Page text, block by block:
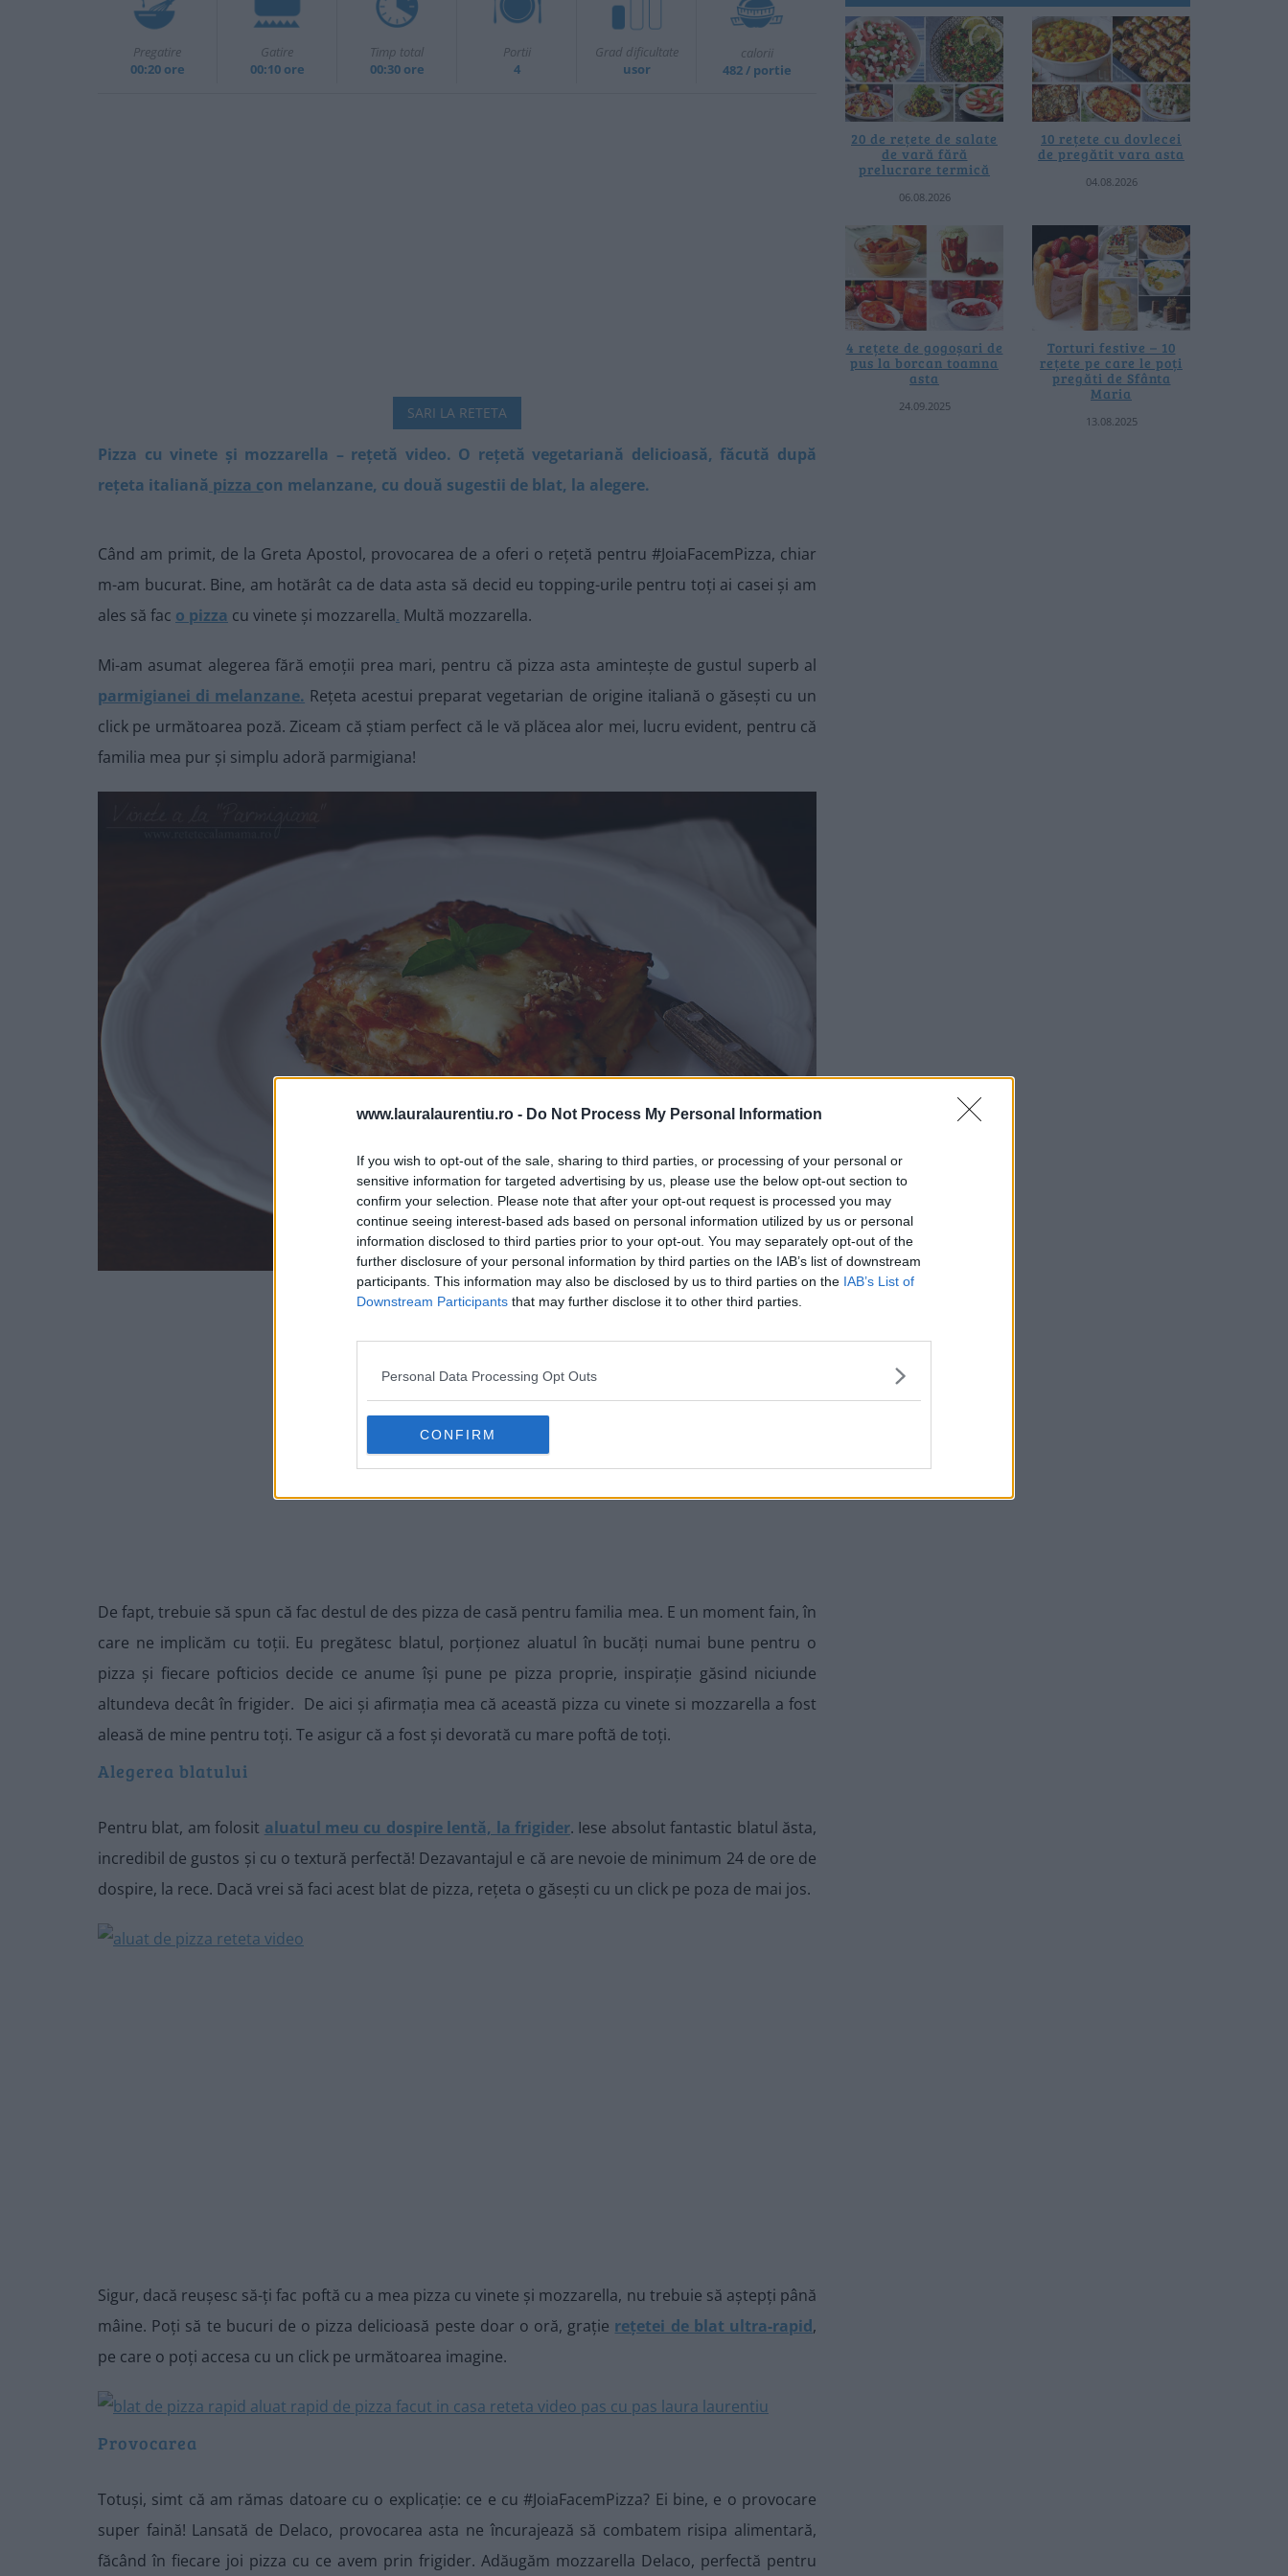
www.lauralaurentiu.ro - Do Not Process My Personal Information
If you wish to opt-out of the sale, sharing to third parties, or processing of your personal or
sensitive information for targeted advertising by us, please use the below opt-out section to
confirm your selection. Please note that after your opt-out request is processed you may
continue seeing interest-based ads based on personal information utilized by us or personal
information disclosed to third parties prior to your opt-out. You may separately opt-out of the
further disclosure of your personal information by third parties on the IAB’s list of downstream
participants. This information may also be disclosed by us to third parties on the IAB’s List of
Downstream Participants that may further disclose it to other third parties.
Personal Data Processing Opt Outs
CONFIRM
Pregatire
00:20 ore
Gatire
00:10 ore
Timp total
00:30 ore
Portii
4
Grad dificultate
usor
calorii
482 / portie
SARI LA RETETA
Pizza cu vinete și mozzarella – rețetă video. O rețetă vegetariană delicioasă, făcută după
rețeta italiană pizza con melanzane, cu două sugestii de blat, la alegere.
Când am primit, de la Greta Apostol, provocarea de a oferi o rețetă pentru #JoiaFacemPizza, chiar
m-am bucurat. Bine, am hotărât ca de data asta să decid eu topping-urile pentru toți ai casei și am
ales să fac o pizza cu vinete și mozzarella. Multă mozzarella.
Mi-am asumat alegerea fără emoții prea mari, pentru că pizza asta amintește de gustul superb al
parmigianei di melanzane. Rețeta acestui preparat vegetarian de origine italiană o găsești cu un
click pe următoarea poză. Ziceam că știam perfect că le vă plăcea alor mei, lucru evident, pentru că
familia mea pur și simplu adoră parmigiana!
De fapt, trebuie să spun că fac destul de des pizza de casă pentru familia mea. E un moment fain, în
care ne implicăm cu toții. Eu pregătesc blatul, porționez aluatul în bucăți numai bune pentru o
pizza și fiecare pofticios decide ce anume își pune pe pizza proprie, inspirație găsind niciunde
altundeva decât în frigider. De aici și afirmația mea că această pizza cu vinete si mozzarella a fost
aleasă de mine pentru toți. Te asigur că a fost și devorată cu mare poftă de toți.
Alegerea blatului
Pentru blat, am folosit aluatul meu cu dospire lentă, la frigider. Iese absolut fantastic blatul ăsta,
incredibil de gustos și cu o textură perfectă! Dezavantajul e că are nevoie de minimum 24 de ore de
dospire, la rece. Dacă vrei să faci acest blat de pizza, rețeta o găsești cu un click pe poza de mai jos.
Sigur, dacă reușesc să-ți fac poftă cu a mea pizza cu vinete și mozzarella, nu trebuie să aștepți până
mâine. Poți să te bucuri de o pizza delicioasă peste doar o oră, grație rețetei de blat ultra-rapid,
pe care o poți accesa cu un click pe următoarea imagine.
Provocarea
Totuși, simt că am rămas datoare cu o explicație: ce e cu #JoiaFacemPizza? Ei bine, e o provocare
super faină! Lansată de Delaco, provocarea asta ne încurajează să combatem risipa alimentară,
făcând în fiecare joi pizza cu ce avem prin frigider. Adăugăm mozzarella Delaco, perfectă pentru
20 de rețete de salate
de vară fără
prelucrare termică
06.08.2026
10 rețete cu dovlecei
de pregătit vara asta
04.08.2026
4 rețete de gogoșari de
pus la borcan toamna
asta
24.09.2025
Torturi festive – 10
rețete pe care le poți
pregăti de Sfânta
Maria
13.08.2025